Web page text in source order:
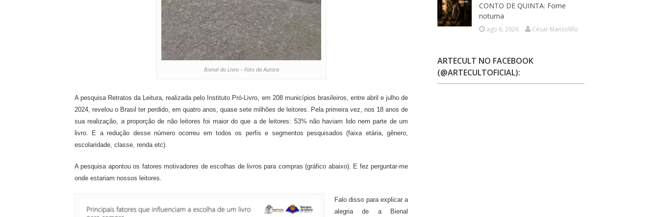
Bienal do Livro – Foto da Autora
A pesquisa Retratos da Leitura, realizada pelo Instituto Pró-Livro, em 208 municípios brasileiros, entre abril e julho de
2024, revelou o Brasil ter perdido, em quatro anos, quase sete milhões de leitores. Pela primeira vez, nos 18 anos de
sua realização, a proporção de não leitores foi maior do que a de leitores: 53% não haviam lido nem parte de um
livro. E a redução desse número ocorreu em todos os perfis e segmentos pesquisados (faixa etária, gênero,
escolaridade, classe, renda etc).
A pesquisa apontou os fatores motivadores de escolhas de livros para compras (gráfico abaixo). E fez perguntar-me
onde estariam nossos leitores.
Falo disso para explicar a
alegria de a Bienal
CONTO DE QUINTA: Fome
noturna
ago 6, 2026 César Manzolillo
ARTECULT NO FACEBOOK
(@ARTECULTOFICIAL):